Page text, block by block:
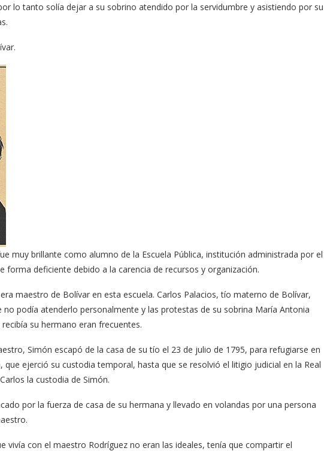
lo tanto solía dejar a su sobrino atendido por la servidumbre y asistiendo por su
muy brillante como alumno de la Escuela Pública, institución administrada por el
forma deficiente debido a la carencia de recursos y organización.
maestro de Bolívar en esta escuela. Carlos Palacios, tío materno de Bolívar,
no podía atenderlo personalmente y las protestas de su sobrina María Antonia
su hermano eran frecuentes.
Simón escapó de la casa de su tío el 23 de julio de 1795, para refugiarse en
que ejerció su custodia temporal, hasta que se resolvió el litigio judicial en la Real
la custodia de Simón.
por la fuerza de casa de su hermana y llevado en volandas por una persona
vivía con el maestro Rodríguez no eran las ideales, tenía que compartir el